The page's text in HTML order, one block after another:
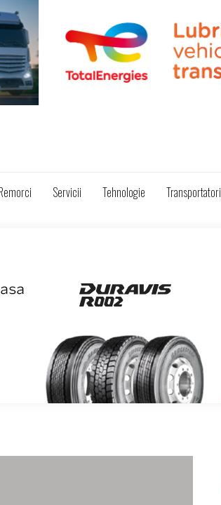
Servicii Tehnologie Transportatori